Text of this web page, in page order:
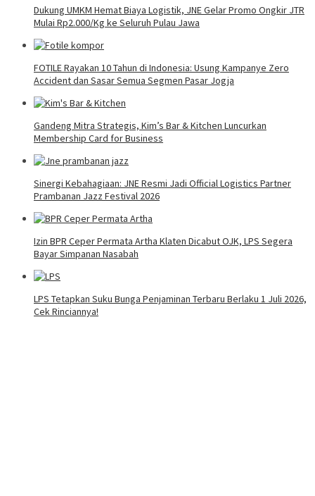
Dukung UMKM Hemat Biaya Logistik, JNE Gelar Promo Ongkir JTR
Mulai Rp2.000/Kg ke Seluruh Pulau Jawa
FOTILE Rayakan 10 Tahun di Indonesia: Usung Kampanye Zero
Accident dan Sasar Semua Segmen Pasar Jogja
Gandeng Mitra Strategis, Kim’s Bar & Kitchen Luncurkan
Membership Card for Business
Sinergi Kebahagiaan: JNE Resmi Jadi Official Logistics Partner
Prambanan Jazz Festival 2026
Izin BPR Ceper Permata Artha Klaten Dicabut OJK, LPS Segera
Bayar Simpanan Nasabah
LPS Tetapkan Suku Bunga Penjaminan Terbaru Berlaku 1 Juli 2026,
Cek Rinciannya!